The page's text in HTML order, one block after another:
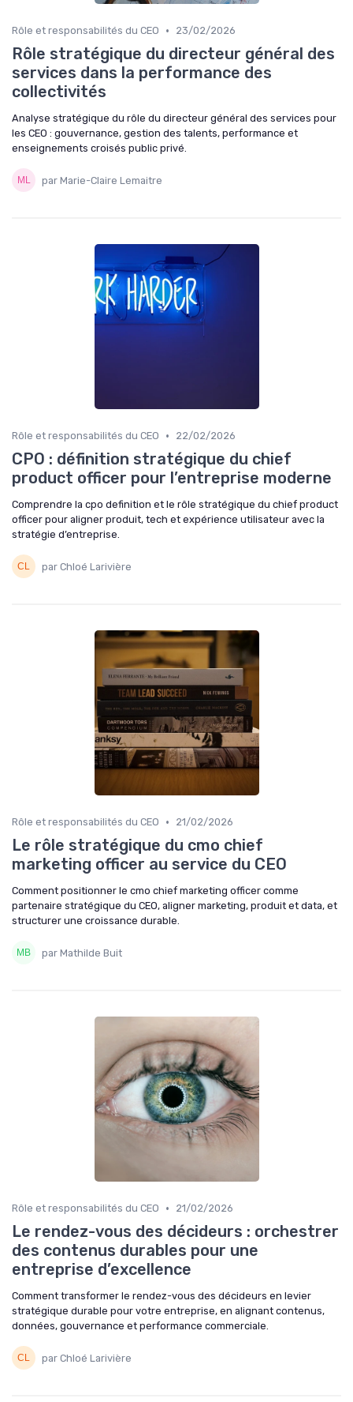
Rôle et responsabilités du CEO • 23/02/2026
Rôle stratégique du directeur général des
services dans la performance des
collectivités
Analyse stratégique du rôle du directeur général des services pour
les CEO : gouvernance, gestion des talents, performance et
enseignements croisés public privé.
par Marie-Claire Lemaitre
Rôle et responsabilités du CEO • 22/02/2026
CPO : définition stratégique du chief
product officer pour l’entreprise moderne
Comprendre la cpo definition et le rôle stratégique du chief product
officer pour aligner produit, tech et expérience utilisateur avec la
stratégie d’entreprise.
par Chloé Larivière
Rôle et responsabilités du CEO • 21/02/2026
Le rôle stratégique du cmo chief
marketing officer au service du CEO
Comment positionner le cmo chief marketing officer comme
partenaire stratégique du CEO, aligner marketing, produit et data, et
structurer une croissance durable.
par Mathilde Buit
Rôle et responsabilités du CEO • 21/02/2026
Le rendez-vous des décideurs : orchestrer
des contenus durables pour une
entreprise d’excellence
Comment transformer le rendez-vous des décideurs en levier
stratégique durable pour votre entreprise, en alignant contenus,
données, gouvernance et performance commerciale.
par Chloé Larivière